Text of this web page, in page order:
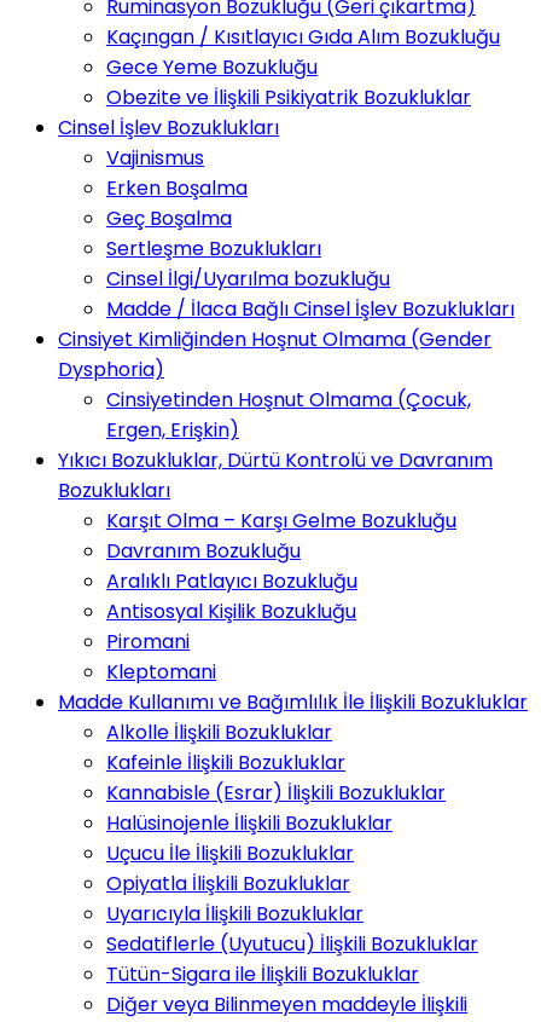
Ruminasyon Bozukluğu (Geri çıkartma)
Kaçıngan / Kısıtlayıcı Gıda Alım Bozukluğu
Gece Yeme Bozukluğu
Obezite ve İlişkili Psikiyatrik Bozukluklar
Cinsel İşlev Bozuklukları
Vajinismus
Erken Boşalma
Geç Boşalma
Sertleşme Bozuklukları
Cinsel İlgi/Uyarılma bozukluğu
Madde / İlaca Bağlı Cinsel İşlev Bozuklukları
Cinsiyet Kimliğinden Hoşnut Olmama (Gender
Dysphoria)
Cinsiyetinden Hoşnut Olmama (Çocuk,
Ergen, Erişkin)
Yıkıcı Bozukluklar, Dürtü Kontrolü ve Davranım
Bozuklukları
Karşıt Olma – Karşı Gelme Bozukluğu
Davranım Bozukluğu
Aralıklı Patlayıcı Bozukluğu
Antisosyal Kişilik Bozukluğu
Piromani
Kleptomani
Madde Kullanımı ve Bağımlılık İle İlişkili Bozukluklar
Alkolle İlişkili Bozukluklar
Kafeinle İlişkili Bozukluklar
Kannabisle (Esrar) İlişkili Bozukluklar
Halüsinojenle İlişkili Bozukluklar
Uçucu İle İlişkili Bozukluklar
Opiyatla İlişkili Bozukluklar
Uyarıcıyla İlişkili Bozukluklar
Sedatiflerle (Uyutucu) İlişkili Bozukluklar
Tütün-Sigara ile İlişkili Bozukluklar
Diğer veya Bilinmeyen maddeyle İlişkili